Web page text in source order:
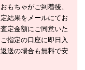
もちゃがご到着後、
結果をメールにてお
定金額にご同意いた
指定の口座に即日入
送の場合も無料で安